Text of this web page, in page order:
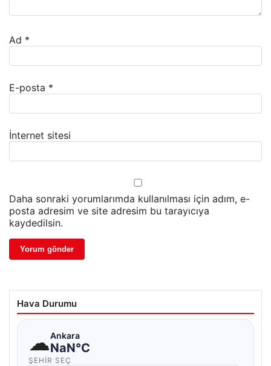
Ad *
E-posta *
İnternet sitesi
Daha sonraki yorumlarımda kullanılması için adım, e-
posta adresim ve site adresim bu tarayıcıya
kaydedilsin.
Hava Durumu
☁Ankara
NaN°C
ŞEHIR SEÇ